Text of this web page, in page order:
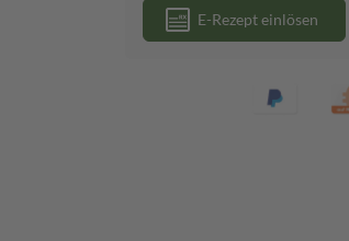
E-Rezept einlösen